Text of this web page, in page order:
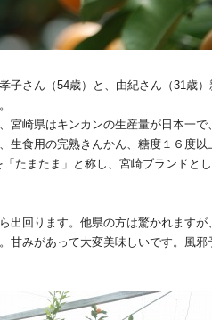
さん（54歳）と、由紀さん（31歳）
宮崎県はキンカンの生産量が日本一で
生食用の完熟きんかん、糖度１６度以
たまたま」と称し、宮崎ブランドと
出回ります。他県の方は驚かれますが
甘みがあって大変美味しいです。風邪